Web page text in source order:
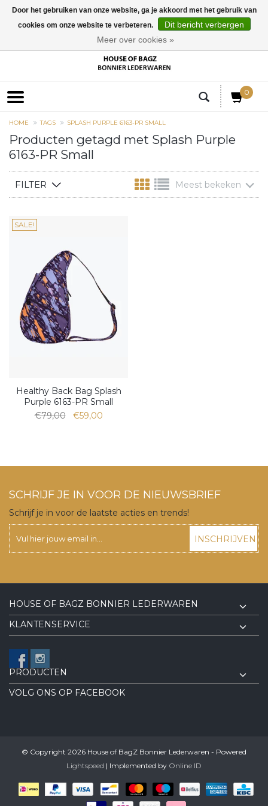
0
HOME TAGS SPLASH PURPLE 6163-PR SMALL
Producten getagd met Splash Purple
6163-PR Small
FILTER Meest bekeken
SALE!
Healthy Back Bag Splash
Purple 6163-PR Small
€79,00
€59,00
SCHRIJF JE IN VOOR DE NIEUWSBRIEF
Schrijf je in voor de laatste acties en trends!
INSCHRIJVEN
HOUSE OF BAGZ BONNIER LEDERWAREN
KLANTENSERVICE
PRODUCTEN
VOLG ONS OP FACEBOOK
© Copyright 2026 House of BagZ Bonnier Lederwaren - Powered
Lightspeed | Implemented by Online ID
Door het gebruiken van onze website, ga je akkoord met het gebruik van
cookies om onze website te verbeteren.
Dit bericht verbergen
Meer over cookies »